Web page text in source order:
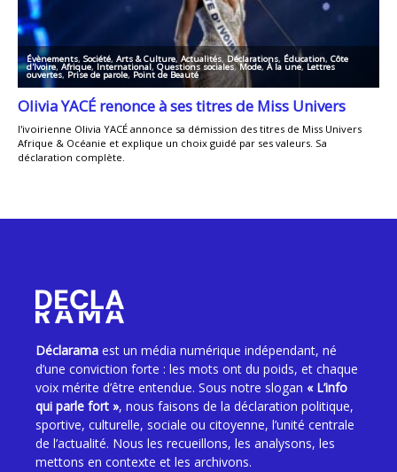
Déclarama est un média numérique indépendant, né
d’une conviction forte : les mots ont du poids, et chaque
voix mérite d’être entendue. Sous notre slogan « L’info
qui parle fort », nous faisons de la déclaration politique,
sportive, culturelle, sociale ou citoyenne, l’unité centrale
de l’actualité. Nous les recueillons, les analysons, les
mettons en contexte et les archivons.